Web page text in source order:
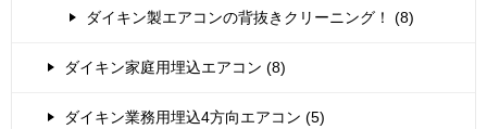
ダイキン製エアコンの背抜きクリーニング！ (8)
ダイキン家庭用埋込エアコン (8)
ダイキン業務用埋込4方向エアコン (5)